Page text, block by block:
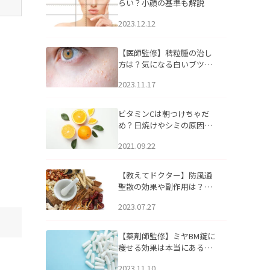
らい？小顔の基準も解説
2023.12.12
【医師監修】稗粒腫の治し
方は？気になる白いブツブ
アについて
2023.11.17
ビタミンCは朝つけちゃだ
め？日焼けやシミの原因に
2021.09.22
【教えてドクター】防風通
聖散の効果や副作用は？長
2023.07.27
【薬剤師監修】ミヤBM錠に
痩せる効果は本当にある